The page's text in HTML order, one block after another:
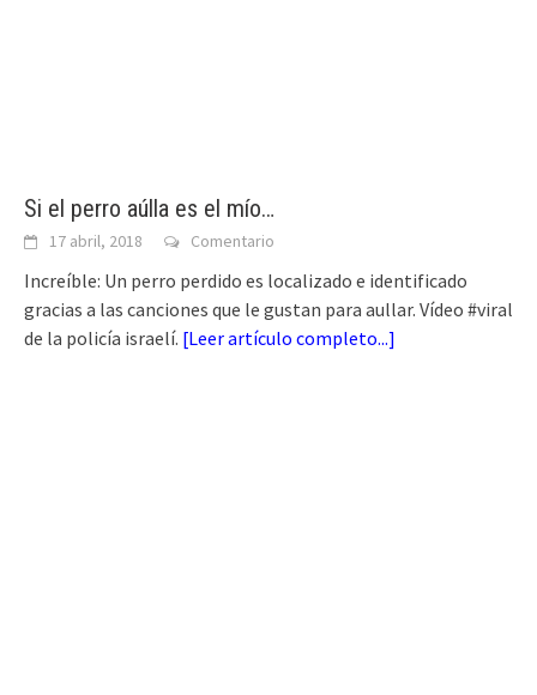
Si el perro aúlla es el mío…
17 abril, 2018 Comentario
Increíble: Un perro perdido es localizado e identificado
gracias a las canciones que le gustan para aullar. Vídeo #viral
de la policía israelí. [Leer artículo completo...]